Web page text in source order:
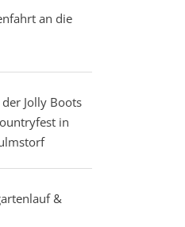
an die
Jolly Boots
in
&